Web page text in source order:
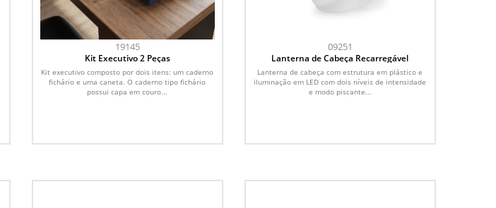
19145
Kit Executivo 2 Peças
Kit executivo composto por dois itens: um caderno
fichário e uma caneta. O caderno tipo fichário
possui capa em couro...
09251
Lanterna de Cabeça Recarregável
Lanterna de cabeça com estrutura em plástico e
iluminação em LED com dois níveis de intensidade
e modo piscante...